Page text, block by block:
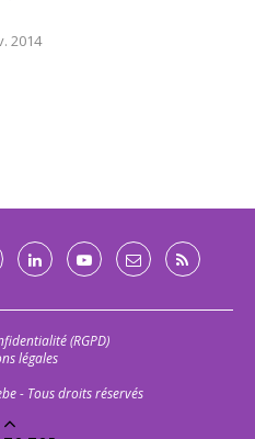
2014
(RGPD)
légales
- Tous droits réservés